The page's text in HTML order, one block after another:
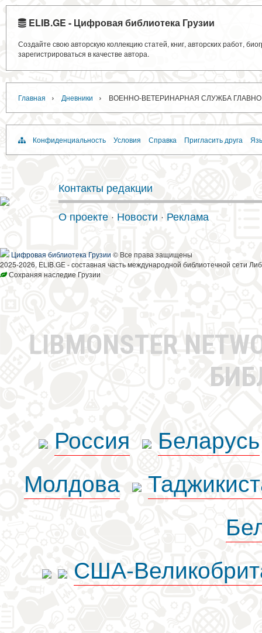
ELIB.GE - Цифровая библиотека Грузии
Создайте свою авторскую коллекцию статей, книг, авторских работ,
зарегистрироваться в качестве автора.
Главная › Дневники › ВОЕННО-ВЕТЕРИНАРНАЯ СЛУЖБА
Конфиденциальность Условия Справка Пригласить друга
Контакты редакции
О проекте · Новости · Реклама
Цифровая библиотека Грузии © Все права защищены
2025-2026, ELIB.GE - составная часть международной библиотечной сети
Сохраняя наследие Грузии
LIBMONSTER
Россия
Беларусь
Молдова
США-